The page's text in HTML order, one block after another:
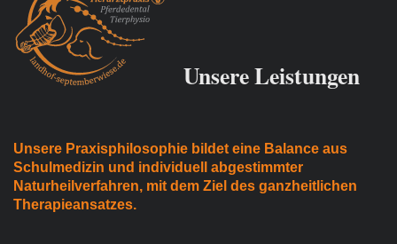
Unsere Leistungen
Unsere Praxisphilosophie bildet eine Balance aus
Schulmedizin und individuell abgestimmter
Naturheilverfahren, mit dem Ziel des ganzheitlichen
Therapieansatzes.